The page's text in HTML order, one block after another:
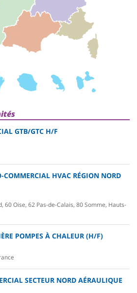
GTB/GTC H/F
COMMERCIAL HVAC RÉGION NORD
60 Oise, 62 Pas-de-Calais, 80 Somme, Hauts-
POMPES À CHALEUR (H/F)
SECTEUR NORD AÉRAULIQUE